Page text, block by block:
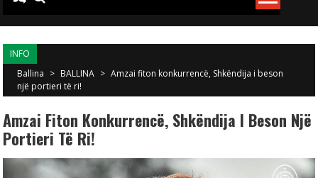
INFO
Ballina > BALLINA > Amzai fiton konkurrencë, Shkëndija i beson
një portieri të ri!
Amzai Fiton Konkurrencë, Shkëndija I Beson Një
Portieri Të Ri!